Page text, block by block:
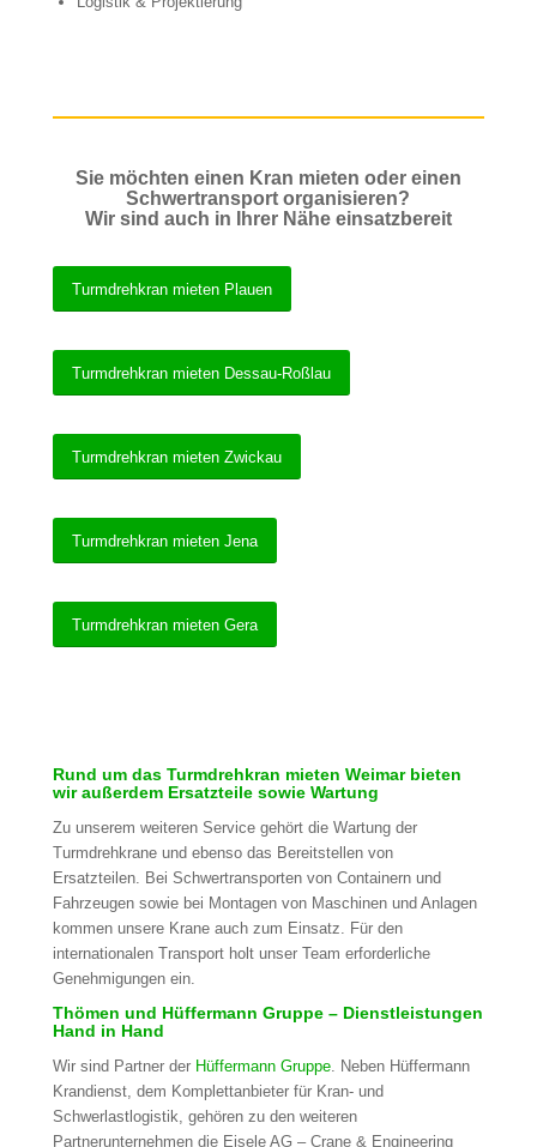
Sie möchten einen Kran mieten oder einen
Schwertransport organisieren?
Wir sind auch in Ihrer Nähe einsatzbereit
Turmdrehkran mieten Plauen
Turmdrehkran mieten Dessau-Roßlau
Turmdrehkran mieten Zwickau
Turmdrehkran mieten Jena
Turmdrehkran mieten Gera
Rund um das Turmdrehkran mieten Weimar bieten
wir außerdem Ersatzteile sowie Wartung
Zu unserem weiteren Service gehört die Wartung der
Turmdrehkrane und ebenso das Bereitstellen von
Ersatzteilen. Bei Schwertransporten von Containern und
Fahrzeugen sowie bei Montagen von Maschinen und Anlagen
kommen unsere Krane auch zum Einsatz. Für den
internationalen Transport holt unser Team erforderliche
Genehmigungen ein.
Thömen und Hüffermann Gruppe – Dienstleistungen
Hand in Hand
Wir sind Partner der Hüffermann Gruppe. Neben Hüffermann
Krandienst, dem Komplettanbieter für Kran- und
Schwerlastlogistik, gehören zu den weiteren
Partnerunternehmen die Eisele AG – Crane & Engineering